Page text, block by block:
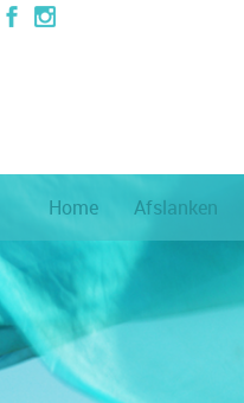
Home Afslanken